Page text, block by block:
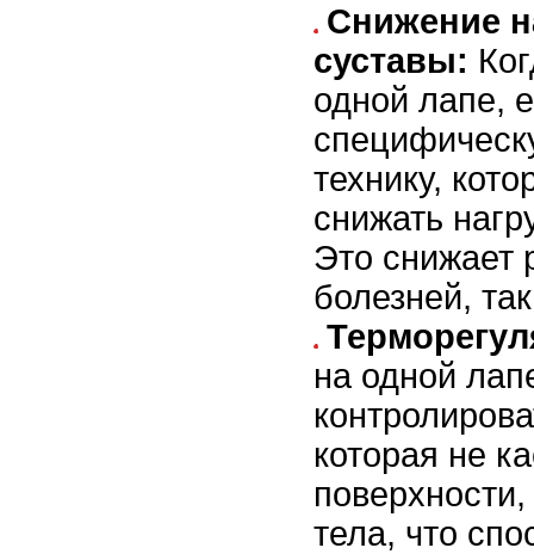
Снижение
суставы:
одной лапе,
технику,
снижать
Это снижает
болезней,
на одной
которая не
тела, что